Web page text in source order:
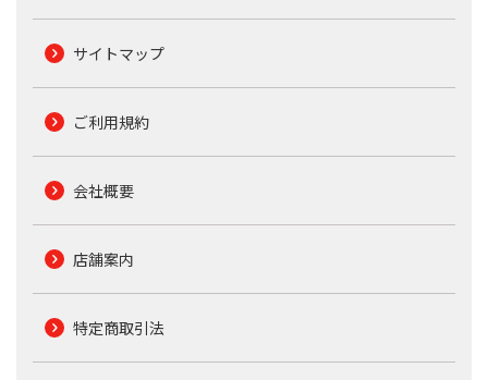
サイトマップ
ご利用規約
会社概要
店舗案内
特定商取引法